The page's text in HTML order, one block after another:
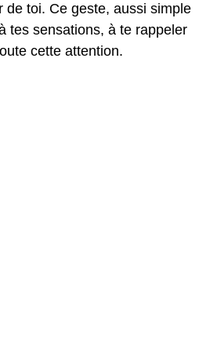
de toi. Ce geste, aussi simple
tes sensations, à te rappeler
cette attention.